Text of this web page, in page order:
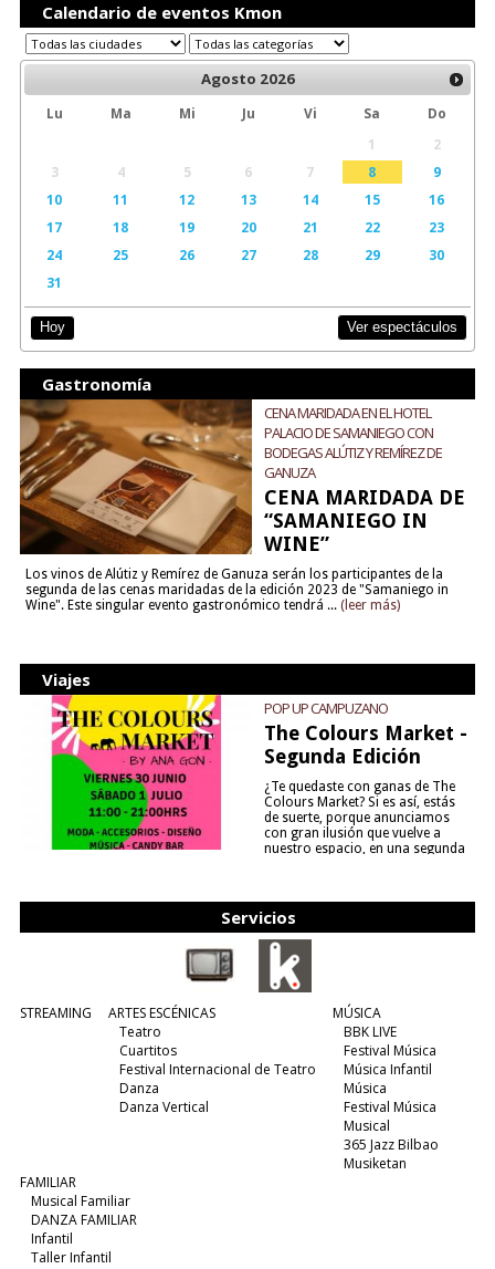
Calendario de eventos Kmon
Agosto 2026
Lu Ma Mi Ju Vi Sa
Do
1
2
3
4 5 6 7 8
9
10
11 12 13 14 15
16
17
18 19 20 21 22
23
24
25 26 27 28 29
30
31
Hoy Ver espectáculos
Gastronomía
CENA MARIDADA EN EL HOTEL
PALACIO DE SAMANIEGO CON
BODEGAS ALÚTIZ Y REMÍREZ DE
GANUZA
CENA MARIDADA DE
“SAMANIEGO IN
WINE”
Los vinos de Alútiz y Remírez de Ganuza serán los participantes de la
segunda de las cenas maridadas de la edición 2023 de "Samaniego in
Wine". Este singular evento gastronómico tendrá ... (leer más)
Viajes
POP UP CAMPUZANO
The Colours Market -
Segunda Edición
¿Te quedaste con ganas de The
Colours Market? Si es así, estás
de suerte, porque anunciamos
con gran ilusión que vuelve a
nuestro espacio, en una segunda
Servicios
STREAMING
ARTES ESCÉNICAS
Teatro
Cuartitos
Festival Internacional de Teatro
Danza
Danza Vertical
MÚSICA
BBK LIVE
Festival Música
Música Infantil
Música
Festival Música
Musical
365 Jazz Bilbao
Musiketan
FAMILIAR
Musical Familiar
DANZA FAMILIAR
Infantil
Taller Infantil